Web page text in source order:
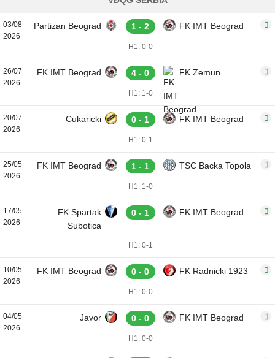
03/08
2026
Partizan Beograd 1 - 2 FK IMT Beograd
H1: 0-0
26/07
2026
FK IMT Beograd 4 - 0 FK Zemun
H1: 1-0
20/07
2026
Cukaricki 0 - 1 FK IMT Beograd
H1: 0-1
25/05
2026
FK IMT Beograd 1 - 1 TSC Backa Topola
H1: 1-0
17/05
2026
FK Spartak
Subotica
0 - 1 FK IMT Beograd
H1: 0-1
10/05
2026
FK IMT Beograd 0 - 0 FK Radnicki 1923
H1: 0-0
04/05
2026
Javor 0 - 0 FK IMT Beograd
H1: 0-0